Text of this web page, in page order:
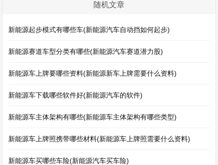
随机文章
新能源起步模式有哪些车(新能源汽车自动挡如何起步)
新能源赛道车型分类有哪些(新能源汽车赛道潜力股)
新能源车上牌要哪些资料(新能源新车上牌需要什么资料)
新能源车下载哪些软件好(新能源汽车的软件)
新能源车主体架构有哪些(新能源车主体架构有哪些类型)
新能源车上牌照携带哪些材料(新能源车上牌照需要什么资料)
新能源车买哪些车险(新能源汽车买车险)